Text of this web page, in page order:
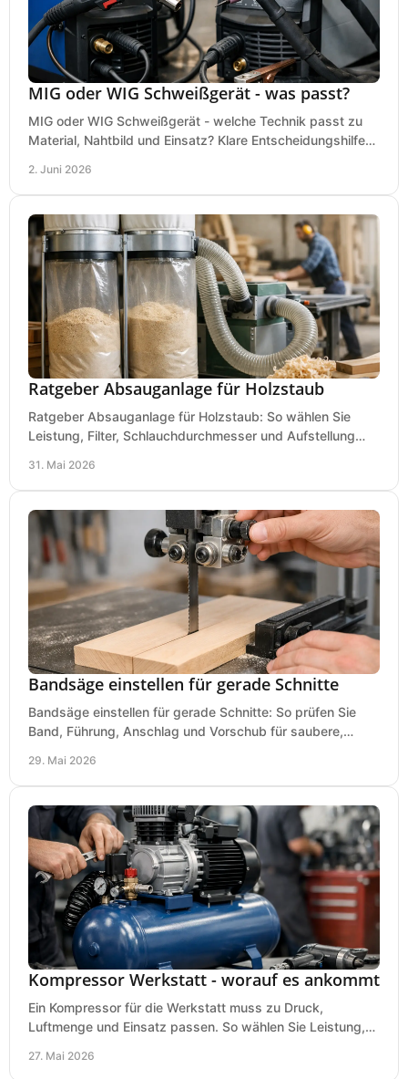
MIG oder WIG Schweißgerät - was passt?
MIG oder WIG Schweißgerät - welche Technik passt zu
Material, Nahtbild und Einsatz? Klare Entscheidungshilfe
2. Juni 2026
Ratgeber Absauganlage für Holzstaub
Ratgeber Absauganlage für Holzstaub: So wählen Sie
Leistung, Filter, Schlauchdurchmesser und Aufstellung
31. Mai 2026
Bandsäge einstellen für gerade Schnitte
Bandsäge einstellen für gerade Schnitte: So prüfen Sie
Band, Führung, Anschlag und Vorschub für saubere,
29. Mai 2026
Kompressor Werkstatt - worauf es ankommt
Ein Kompressor für die Werkstatt muss zu Druck,
Luftmenge und Einsatz passen. So wählen Sie Leistung,
27. Mai 2026